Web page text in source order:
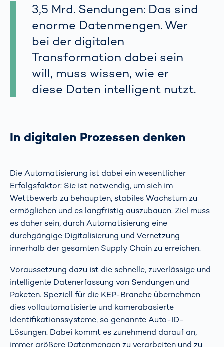
3,5 Mrd. Sendungen: Das sind
enorme Datenmengen. Wer
bei der digitalen
Transformation dabei sein
will, muss wissen, wie er
diese Daten intelligent nutzt.
In digitalen Prozessen denken
Die Automatisierung ist dabei ein wesentlicher
Erfolgsfaktor: Sie ist notwendig, um sich im
Wettbewerb zu behaupten, stabiles Wachstum zu
ermöglichen und es langfristig auszubauen. Ziel muss
es daher sein, durch Automatisierung eine
durchgängige Digitalisierung und Vernetzung
innerhalb der gesamten Supply Chain zu erreichen.
Voraussetzung dazu ist die schnelle, zuverlässige und
intelligente Datenerfassung von Sendungen und
Paketen. Speziell für die KEP-Branche übernehmen
dies vollautomatisierte und kamerabasierte
Identifikationssysteme, so genannte Auto-ID-
Lösungen. Dabei kommt es zunehmend darauf an,
immer größere Datenmengen zu verarbeiten und zu